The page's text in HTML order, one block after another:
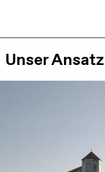
Unser Ansatz